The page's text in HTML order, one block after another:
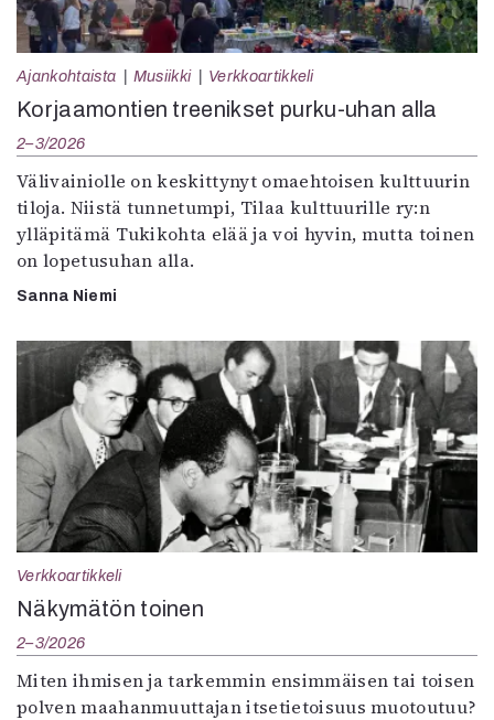
Ajankohtaista Musiikki Verkkoartikkeli
Korjaamontien treenikset purku-uhan alla
2–3/2026
Välivainiolle on keskittynyt omaehtoisen kulttuurin
tiloja. Niistä tunnetumpi, Tilaa kulttuurille ry:n
ylläpitämä Tukikohta elää ja voi hyvin, mutta toinen
on lopetusuhan alla.
Sanna Niemi
Verkkoartikkeli
Näkymätön toinen
2–3/2026
Miten ihmisen ja tarkemmin ensimmäisen tai toisen
polven maahanmuuttajan itsetietoisuus muotoutuu?